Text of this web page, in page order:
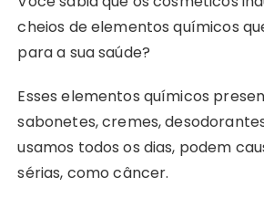
cheios de elementos químicos
para a sua saúde?
Esses elementos químicos
sabonetes, cremes,
usamos todos os dias, podem
sérias, como câncer.